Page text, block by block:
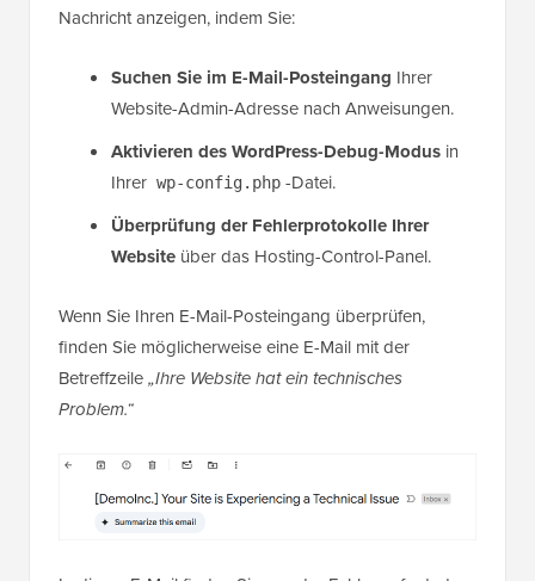
Nachricht anzeigen, indem Sie:
Suchen Sie im E-Mail-Posteingang Ihrer
Website-Admin-Adresse nach Anweisungen.
Aktivieren des WordPress-Debug-Modus in
Ihrer wp-config.php -Datei.
Überprüfung der Fehlerprotokolle Ihrer
Website über das Hosting-Control-Panel.
Wenn Sie Ihren E-Mail-Posteingang überprüfen,
finden Sie möglicherweise eine E-Mail mit der
Betreffzeile„Ihre Website hat ein technisches
Problem.“